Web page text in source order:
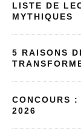
LISTE DE
MYTHIQUES
5 RAISONS
CONCOURS
2026